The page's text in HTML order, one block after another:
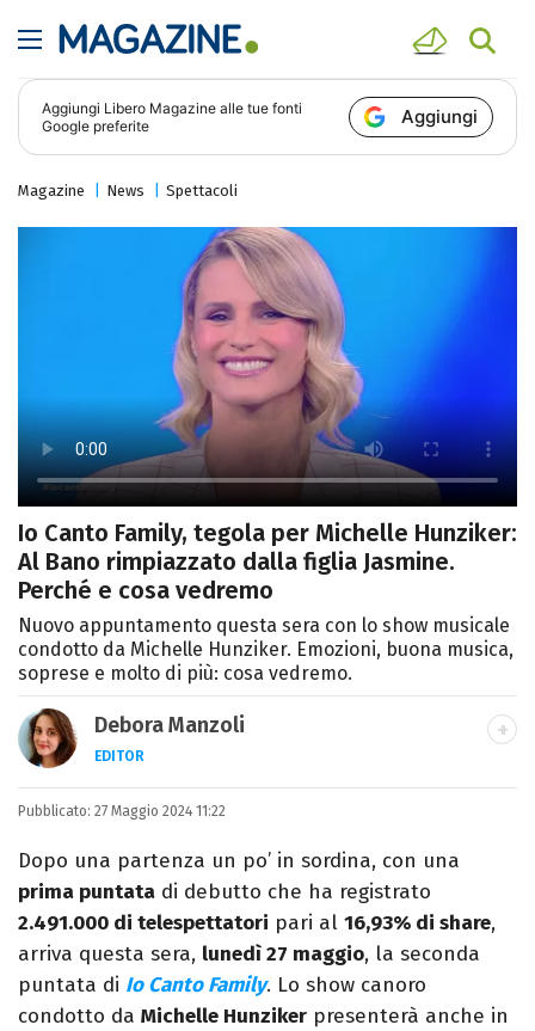
Aggiungi Libero Magazine alle tue fonti
Google preferite
Aggiungi
Magazine News Spettacoli
Io Canto Family, tegola per Michelle Hunziker:
Al Bano rimpiazzato dalla figlia Jasmine.
Perché e cosa vedremo
Nuovo appuntamento questa sera con lo show musicale
condotto da Michelle Hunziker. Emozioni, buona musica,
soprese e molto di più: cosa vedremo.
Debora Manzoli
EDITOR
LINKEDIN
INSTAGRAM FACEBOOK SITO
Scrittrice, copywriter, editor e pubblicista
mantovana, laureata in Lettere, Cinema e
Tv. Ha due libri all’attivo e ama la scrittura
alla follia.
Pubblicato: 27 Maggio 2024 11:22
Dopo una partenza un po’ in sordina, con una
prima puntata di debutto che ha registrato
2.491.000 di telespettatori pari al 16,93% di share,
arriva questa sera, lunedì 27 maggio, la seconda
puntata di Io Canto Family. Lo show canoro
condotto da Michelle Hunziker presenterà anche in